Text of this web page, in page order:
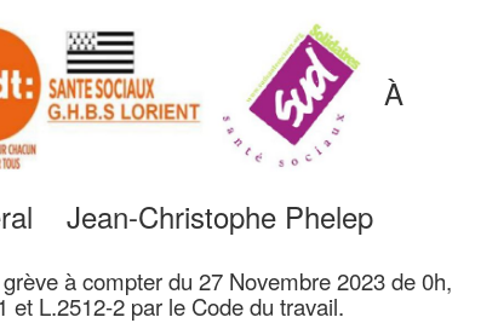
À
Jean-Christophe Phelep
à compter du 27 Novembre 2023 de 0h,
L.2512-2 par le Code du travail.